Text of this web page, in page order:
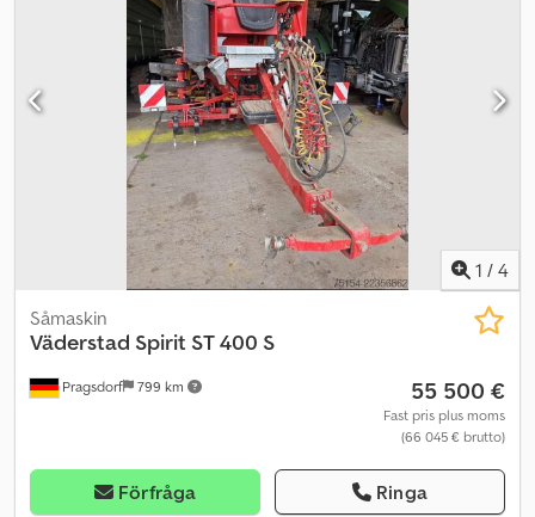
350 cm (CBH SDA) - Efterharv Heavy (125 mm) - Spårmarkörer -
Light soll kit (gummiavstrykare) - Pre-emergence markörer -
Körspårs­kit (2 extra flexmotorer) - Avstrykare för tryckrulle såspets
(125 mm) - SeedEye - såflödesövervakning - 48 rader (125 mm) -
SeedEye - programvara för fröräkning (tillval) - E-Control (inkl.
iPad & E-Keeper), kräver Gateway
1 / 4
Pragsdorf 799 km
Såmaskin
Väderstad Spirit ST 400 S
55 500 €
Fast pris plus moms
(66 045 € brutto)
Förfråga Ringa